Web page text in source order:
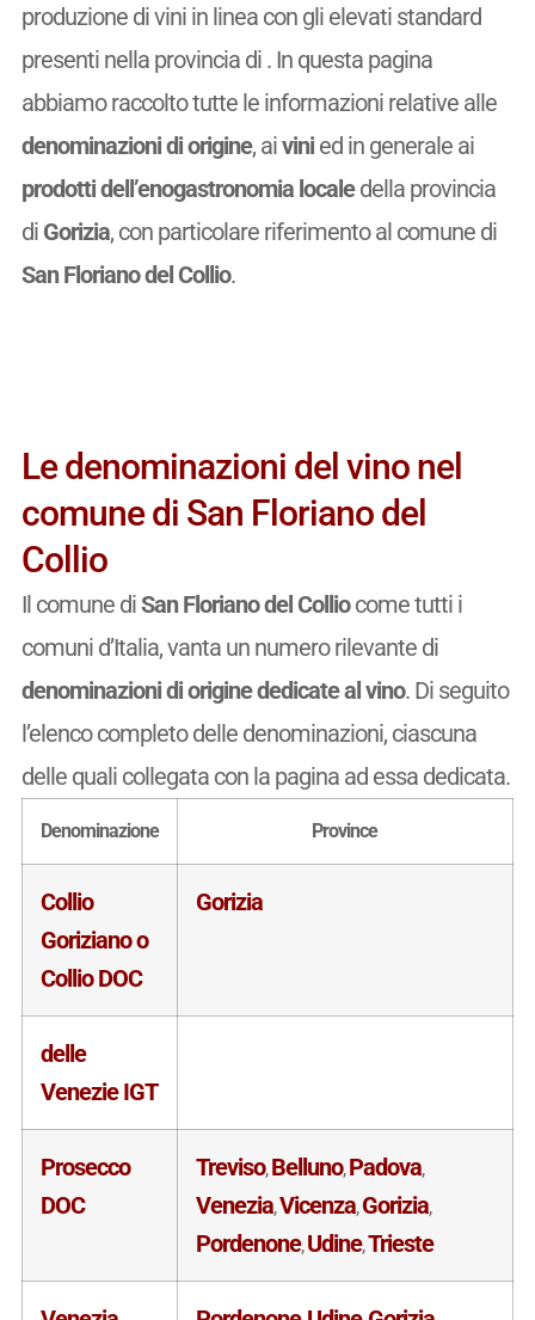
produzione di vini in linea con gli elevati standard
presenti nella provincia di . In questa pagina
abbiamo raccolto tutte le informazioni relative alle
denominazioni di origine, aivinied in generale ai
prodotti dell’enogastronomia localedella provincia
di Gorizia, con particolare riferimento al comune di
San Floriano del Collio.
Le denominazioni del vino nel
comune di San Floriano del
Collio
Il comune diSan Floriano del Colliocome tutti i
comuni d’Italia, vanta un numero rilevante di
denominazioni di origine dedicate al vino. Di seguito
l’elenco completo delle denominazioni, ciascuna
delle quali collegata con la pagina ad essa dedicata.
Denominazione Province
Collio
Goriziano o
Collio DOC
Gorizia
delle
Venezie IGT
Prosecco
DOC
Treviso,Belluno,Padova,
Venezia,Vicenza,Gorizia,
Pordenone,Udine,Trieste